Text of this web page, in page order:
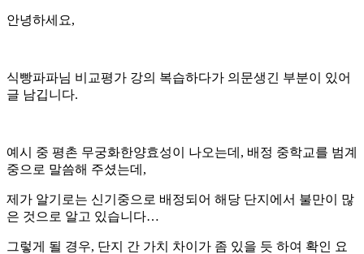
안녕하세요,
식빵파파님 비교평가 강의 복습하다가 의문생긴 부분이 있어
글 남깁니다.
예시 중 평촌 무궁화한양효성이 나오는데, 배정 중학교를 범계
중으로 말씀해 주셨는데,
제가 알기로는 신기중으로 배정되어 해당 단지에서 불만이 많
은 것으로 알고 있습니다…
그렇게 될 경우, 단지 간 가치 차이가 좀 있을 듯 하여 확인 요